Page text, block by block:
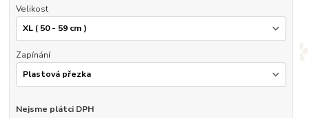
Velikost
Zapínání
Nejsme plátci DPH